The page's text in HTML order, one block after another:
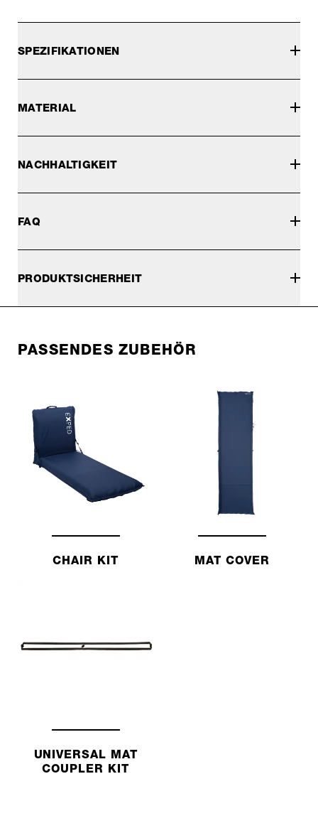
SPEZIFIKATIONEN
MATERIAL
NACHHALTIGKEIT
FAQ
PRODUKTSICHERHEIT
PASSENDES ZUBEHÖR
CHAIR KIT MAT COVER
UNIVERSAL MAT
COUPLER KIT